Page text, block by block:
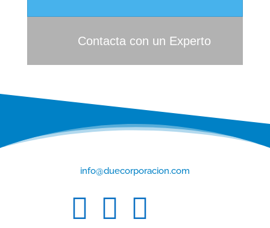
Contacta con un Experto
info@duecorporacion.com
  